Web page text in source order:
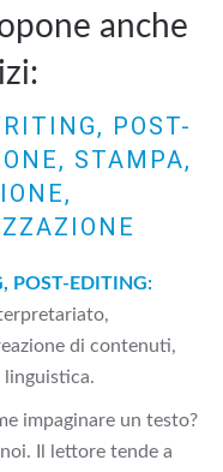
anche
POST-
STAMPA,
POST-EDITING:
di contenuti,
impaginare un testo?
Il lettore tende a